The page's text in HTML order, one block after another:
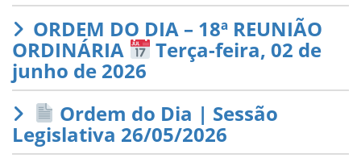
ORDEM DO DIA – 18ª REUNIÃO
ORDINÁRIA Terça-feira, 02 de
junho de 2026
Ordem do Dia | Sessão
Legislativa 26/05/2026